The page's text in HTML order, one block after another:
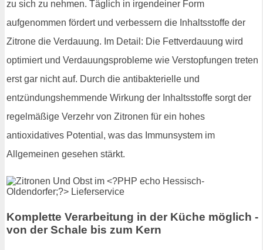
zu sich zu nehmen. Täglich in irgendeiner Form
aufgenommen fördert und verbessern die Inhaltsstoffe der
Zitrone die Verdauung. Im Detail: Die Fettverdauung wird
optimiert und Verdauungsprobleme wie Verstopfungen treten
erst gar nicht auf. Durch die antibakterielle und
entzündungshemmende Wirkung der Inhaltsstoffe sorgt der
regelmäßige Verzehr von Zitronen für ein hohes
antioxidatives Potential, was das Immunsystem im
Allgemeinen gesehen stärkt.
Komplette Verarbeitung in der Küche möglich -
von der Schale bis zum Kern